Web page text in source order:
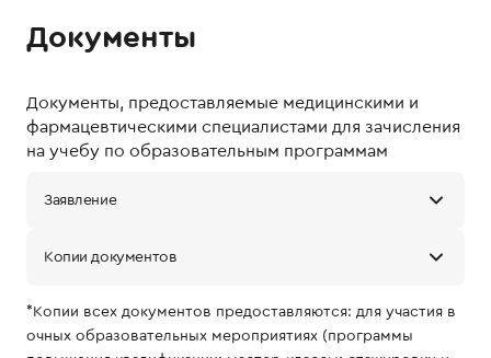
Документы
Документы, предоставляемые медицинскими и
фармацевтическими специалистами для зачисления
на учебу по образовательным программам
Заявление
Копии документов
*Копии всех документов предоставляются: для участия в
очных образовательных мероприятиях (программы